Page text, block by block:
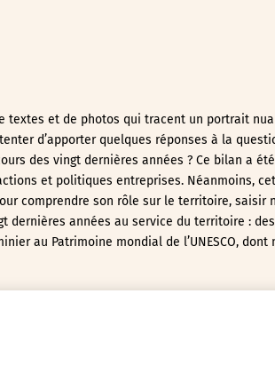
textes et de photos qui tracent un portrait
d’apporter quelques réponses à la
des vingt dernières années ? Ce bilan a été
et politiques entreprises. Néanmoins,
comprendre son rôle sur le territoire, saisir
dernières années au service du territoire : des
au Patrimoine mondial de l’UNESCO, dont